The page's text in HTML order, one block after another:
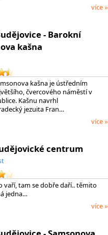
více »
- Barokní
kašna
kašna je ústředním
čvercového náměstí v
Kašnu navrhl
jezuita Fran…
více »
centrum
vaří, tam se dobře daří.. těmito
jedna…
více »